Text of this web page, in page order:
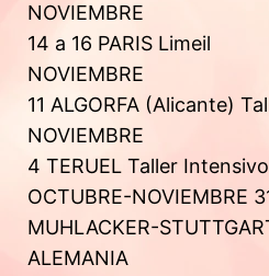
NOVIEMBRE
14 a 16 PARIS Limeil
NOVIEMBRE
11 ALGORFA (Alicante)
NOVIEMBRE
4 TERUEL Taller Intensivo
OCTUBRE-NOVIEMBRE
MUHLACKER-
ALEMANIA